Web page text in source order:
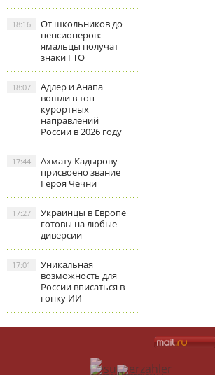
От школьников до
пенсионеров:
ямальцы получат
знаки ГТО
18:16
Адлер и Анапа
вошли в топ
курортных
направлений
России в 2026 году
18:07
Ахмату Кадырову
присвоено звание
Героя Чечни
17:44
Украинцы в Европе
готовы на любые
диверсии
17:27
Уникальная
возможность для
России вписаться в
гонку ИИ
17:01